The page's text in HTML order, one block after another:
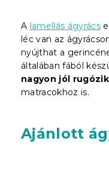
A lamellás ágyrács
léc van az
nyújthat a
általában fából
nagyon jól rugózik
matracokhoz is.
Ajánlott